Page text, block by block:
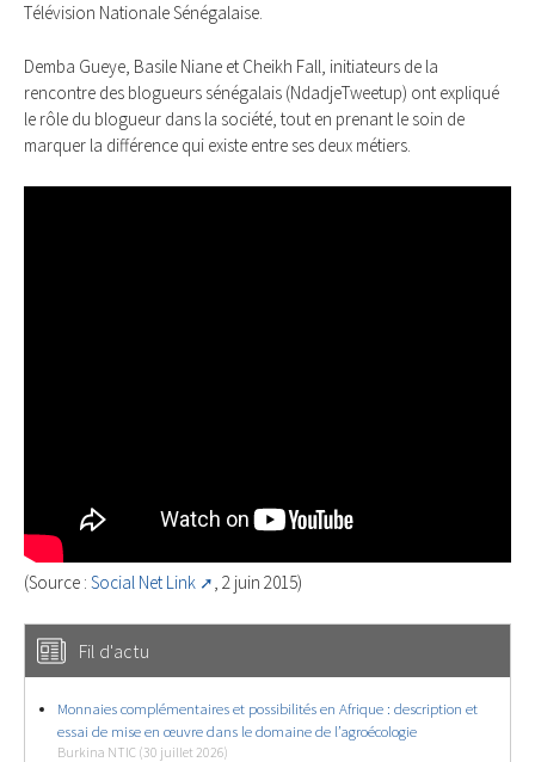
Télévision Nationale Sénégalaise.
Demba Gueye, Basile Niane et Cheikh Fall, initiateurs de la
rencontre des blogueurs sénégalais (NdadjeTweetup) ont expliqué
le rôle du blogueur dans la société, tout en prenant le soin de
marquer la différence qui existe entre ses deux métiers.
(Source : Social Net Link , 2 juin 2015)
Fil d'actu
Monnaies complémentaires et possibilités en Afrique : description et
essai de mise en œuvre dans le domaine de l’agroécologie
Burkina NTIC (30 juillet 2026)